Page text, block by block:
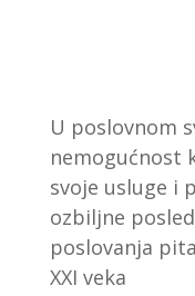
U poslovnom
nemogućnost
svoje usluge i
ozbiljne
poslovanja
XXI veka